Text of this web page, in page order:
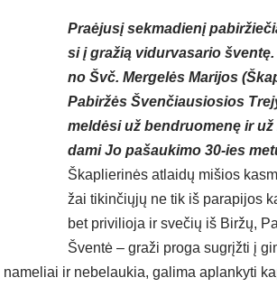
Praė­ju­sį sek­ma­die­nį
si į gra­žią vi­dur­va­sa­rio
no Švč. Mer­ge­lės Ma­ri­jos
Pa­bir­žės Šven­čiau­sio­sios
mel­dė­si už bend­ruo­me­nę ir
da­mi Jo pa­šau­ki­mo 30-ies
Škap­lie­ri­nės at­lai­dų mi­šios
žai ti­kin­čių­jų ne tik iš pa­ra­pi­jos
bet pri­vi­lio­ja ir sve­čių iš Bir­žų,
Šven­tė – gra­ži pro­ga su­grįž­ti į
ir ne­be­lau­kia, ga­li­ma ap­lan­ky­ti